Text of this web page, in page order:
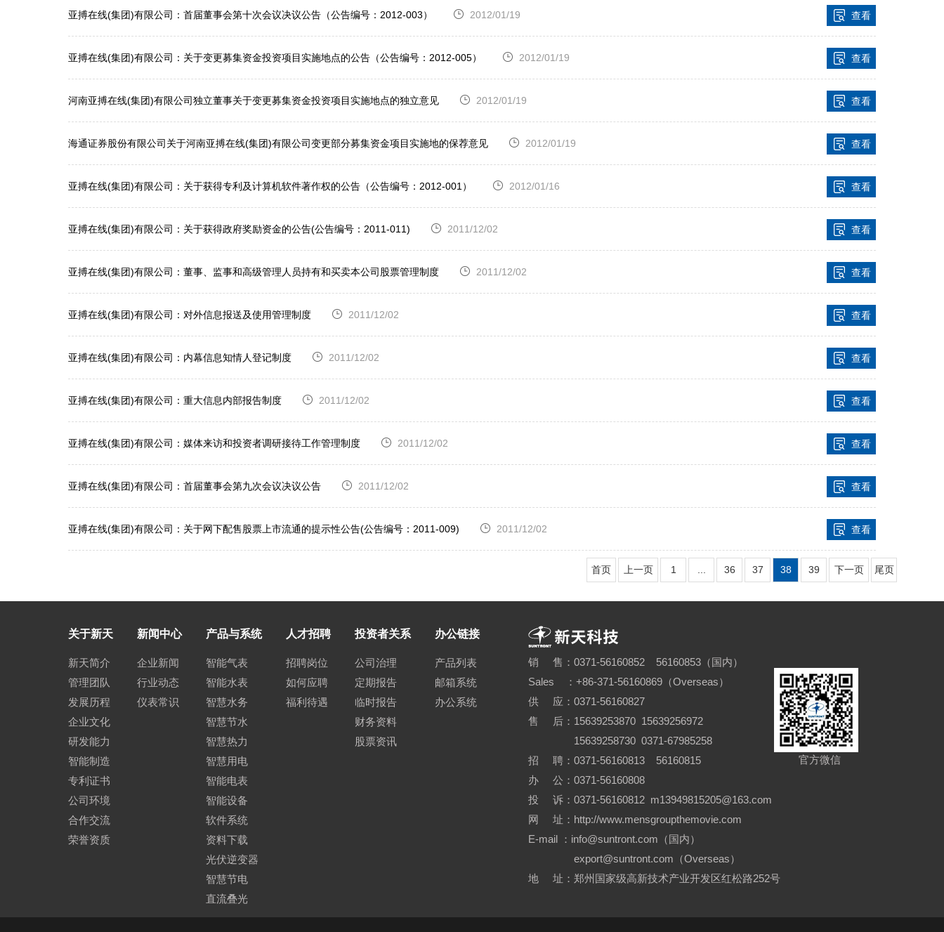
亚搏在线(集团)有限公司：首届董事会第十次会议决议公告（公告编号：2012-003） 2012/01/19 查看
亚搏在线(集团)有限公司：关于变更募集资金投资项目实施地点的公告（公告编号：2012-005） 2012/01/19 查看
河南亚搏在线(集团)有限公司独立董事关于变更募集资金投资项目实施地点的独立意见 2012/01/19 查看
海通证券股份有限公司关于河南亚搏在线(集团)有限公司变更部分募集资金项目实施地的保荐意见 2012/01/19 查看
亚搏在线(集团)有限公司：关于获得专利及计算机软件著作权的公告（公告编号：2012-001） 2012/01/16 查看
亚搏在线(集团)有限公司：关于获得政府奖励资金的公告(公告编号：2011-011) 2011/12/02 查看
亚搏在线(集团)有限公司：董事、监事和高级管理人员持有和买卖本公司股票管理制度 2011/12/02 查看
亚搏在线(集团)有限公司：对外信息报送及使用管理制度 2011/12/02 查看
亚搏在线(集团)有限公司：内幕信息知情人登记制度 2011/12/02 查看
亚搏在线(集团)有限公司：重大信息内部报告制度 2011/12/02 查看
亚搏在线(集团)有限公司：媒体来访和投资者调研接待工作管理制度 2011/12/02 查看
亚搏在线(集团)有限公司：首届董事会第九次会议决议公告 2011/12/02 查看
亚搏在线(集团)有限公司：关于网下配售股票上市流通的提示性公告(公告编号：2011-009) 2011/12/02 查看
首页 上一页 1 36 37 38 39 下一页 尾页
关于新天
新天简介
管理团队
发展历程
企业文化
研发能力
智能制造
专利证书
公司环境
合作交流
荣誉资质
新闻中心
企业新闻
行业动态
仪表常识
产品与系统
智能气表
智能水表
智慧水务
智慧节水
智慧热力
智慧用电
智能电表
智能设备
软件系统
资料下载
光伏逆变器
智慧节电
直流叠光
人才招聘
招聘岗位
如何应聘
福利待遇
投资者关系
公司治理
定期报告
临时报告
财务资料
股票资讯
办公链接
产品列表
邮箱系统
办公系统
销 售：0371-56160852 56160853（国内）
Sales ：+86-371-56160869（Overseas）
供 应：0371-56160827
售 后：15639253870 15639256972
15639258730 0371-67985258
招 聘：0371-56160813 56160815
办 公：0371-56160808
投 诉：0371-56160812 m13949815205@163.com
网 址：http://www.mensgroupthemovie.com
E-mail ：info@suntront.com（国内）
export@suntront.com（Overseas）
地 址：郑州国家级高新技术产业开发区红松路252号
官方微信